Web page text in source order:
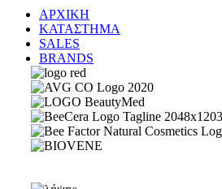
ΑΡΧΙΚΗ
ΚΑΤΑΣΤΗΜΑ
SALES
BRANDS